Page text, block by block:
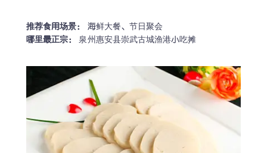
推荐食用场景：
哪里最正宗：
泉州惠安县崇武古城渔港小吃摊